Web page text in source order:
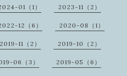
01（1） 2023-11（2）
12（6） 2020-08（1）
2019-11（2） 2019-10（2）
06（3） 2019-05（6）